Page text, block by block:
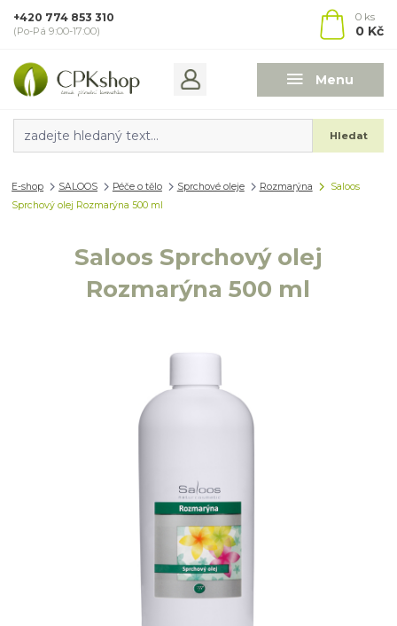
Menu
Hledat
+420 774 853 310
(Po-Pá 9:00-17:00)
0 ks
0 Kč
E-shop SALOOS Péče o tělo Sprchové oleje Rozmarýna
Saloos
Sprchový olej Rozmarýna 500 ml
Saloos Sprchový olej
Rozmarýna 500 ml